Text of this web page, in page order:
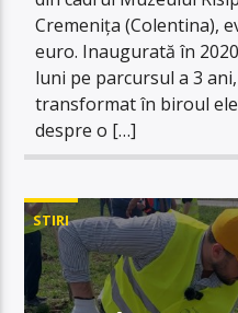
Cremenița (Colentina),
euro. Inaugurată în
luni pe parcursul a 3
transformat în biroul
despre o […]
STIRI